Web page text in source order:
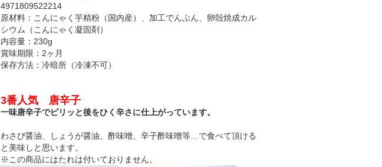
4971809522214
原材料：こんにゃく芋精粉（国内産）、加工でんぷん、卵殻焼成カル
シウム（こんにゃく凝固剤）
内容量：230g
賞味期限：2ヶ月
保存方法：冷暗所（冷凍不可）
3番人気 唐辛子
一味唐辛子でピリッと後をひく辛さに仕上がっています。
わさび醤油、しょうが醤油、酢味噌、辛子酢味噌等…で食べて頂ける
と美味しと思います。
※この商品にはたれは付いておりません。